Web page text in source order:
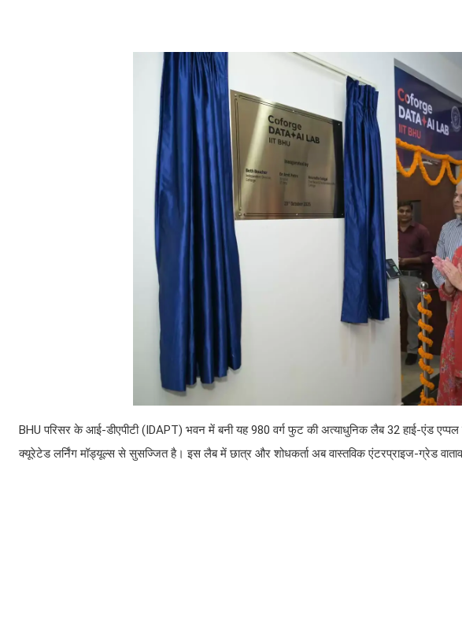
BHU परिसर के आई-डीएपीटी (IDAPT) भवन में बनी यह 980 वर्ग फुट की अत्याधुनिक लैब 32 हाई-एंड
क्यूरेटेड लर्निंग मॉड्यूल्स से सुसज्जित है। इस लैब में छात्र और शोधकर्ता अब वास्तविक एंटरप्राइज-ग्रेड